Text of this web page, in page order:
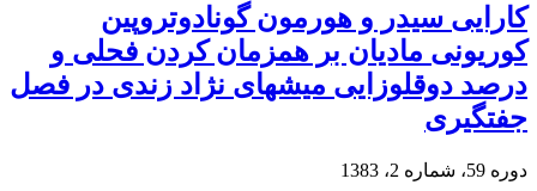
کارایی سیدر و هورمون گونادوتروپین
کوریونی مادیان بر همزمان کردن فحلی و
درصد دوقلوزایی میشهای نژاد زندی در فصل
جفتگیری
دوره 59، شماره 2، 1383